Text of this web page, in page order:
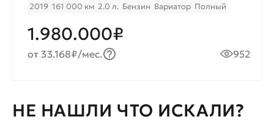
2019 161 000 км 2.0 л. Бензин Вариатор Полный
1.980.000₽
от 33.168₽/мес. 952
НЕ НАШЛИ ЧТО ИСКАЛИ?